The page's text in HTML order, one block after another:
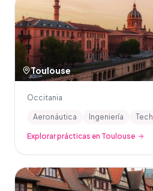
Toulouse
Occitania
Aeronáutica Ingeniería Tech
Explorar prácticas en Toulouse